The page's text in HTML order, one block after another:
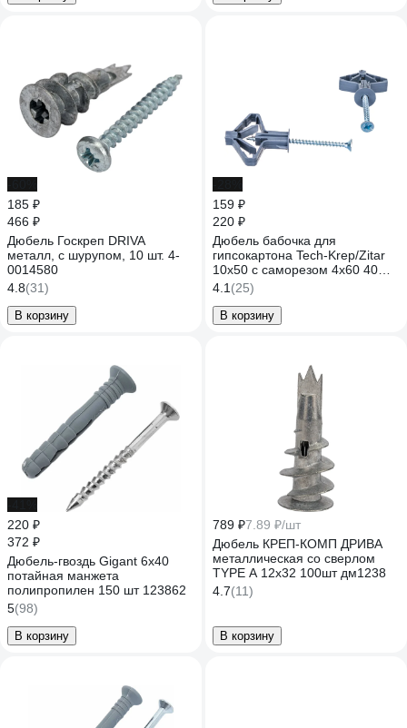
185 ₽
466 ₽
Дюбель Госкреп DRIVA
металл, с шурупом, 10 шт. 4-
0014580
4.8(31)
В корзину
159 ₽
220 ₽
Дюбель бабочка для
гипсокартона Tech-Krep/Zitar
10х50 с саморезом 4х60 40
шт- пакет 126702
4.1 (25)
В корзину
220 ₽
372 ₽
Дюбель-гвоздь Gigant 6x40
потайная манжета
полипропилен 150 шт 123862
5(98)
В корзину
789 ₽7.89 ₽/шт
Дюбель КРЕП-КОМП ДРИВА
металлическая со сверлом
TYPE A 12х32 100шт дм1238
4.7(11)
В корзину